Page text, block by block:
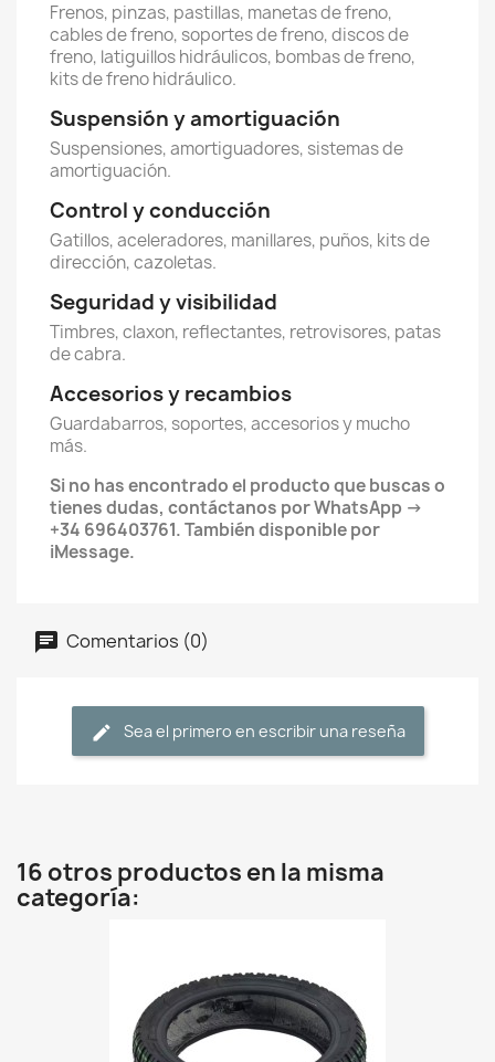
Frenos, pinzas, pastillas, manetas de freno,
cables de freno, soportes de freno, discos de
freno, latiguillos hidráulicos, bombas de freno,
kits de freno hidráulico.
Suspensión y amortiguación
Suspensiones, amortiguadores, sistemas de
amortiguación.
Control y conducción
Gatillos, aceleradores, manillares, puños, kits de
dirección, cazoletas.
Seguridad y visibilidad
Timbres, claxon, reflectantes, retrovisores, patas
de cabra.
Accesorios y recambios
Guardabarros, soportes, accesorios y mucho
más.
Si no has encontrado el producto que buscas o
tienes dudas, contáctanos por WhatsApp →
+34 696403761. También disponible por
iMessage.
Comentarios (0)
Sea el primero en escribir una reseña
16 otros productos en la misma
categoría: